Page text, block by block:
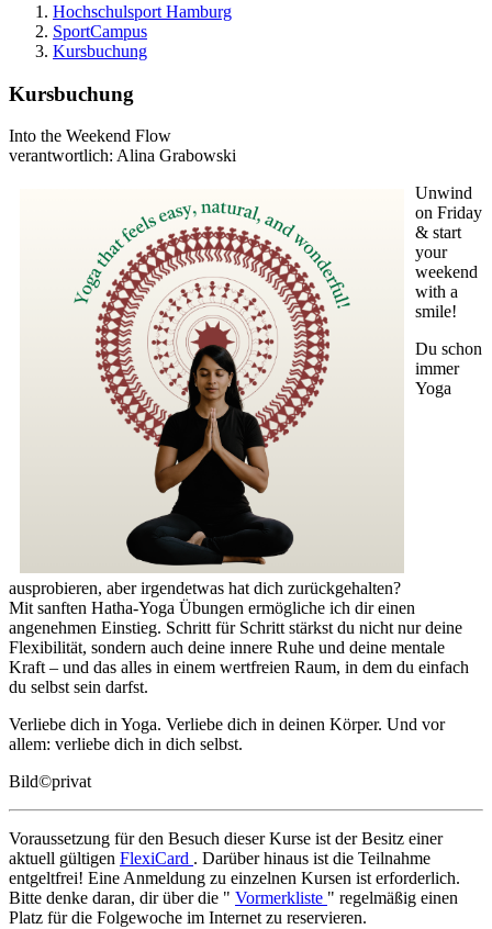
Hochschulsport Hamburg
SportCampus
Kursbuchung
Kursbuchung
Into the Weekend Flow
verantwortlich: Alina Grabowski
Unwind
on Friday
& start
your
weekend
with a
smile!
Du schon
immer
Yoga
ausprobieren, aber irgendetwas hat dich zurückgehalten?
Mit sanften Hatha-Yoga Übungen ermögliche ich dir einen
angenehmen Einstieg. Schritt für Schritt stärkst du nicht nur deine
Flexibilität, sondern auch deine innere Ruhe und deine mentale
Kraft – und das alles in einem wertfreien Raum, in dem du einfach
du selbst sein darfst.
Verliebe dich in Yoga. Verliebe dich in deinen Körper. Und vor
allem: verliebe dich in dich selbst.
Bild©privat
Voraussetzung für den Besuch dieser Kurse ist der Besitz einer
aktuell gültigen FlexiCard . Darüber hinaus ist die Teilnahme
entgeltfrei! Eine Anmeldung zu einzelnen Kursen ist erforderlich.
Bitte denke daran, dir über die " Vormerkliste " regelmäßig einen
Platz für die Folgewoche im Internet zu reservieren.